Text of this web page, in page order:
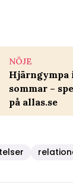
NÖJE
Hjärngympa
sommar –
på allas.se